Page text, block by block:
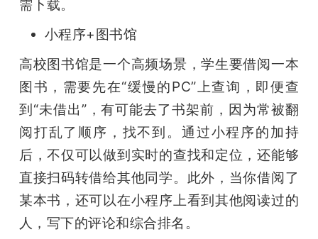
需下载。
小程序+图书馆
高校图书馆是一个高频场景，学生要借阅一本
图书，需要先在“缓慢的PC”上查询，即便查
到“未借出”，有可能去了书架前，因为常被翻
阅打乱了顺序，找不到。通过小程序的加持
后，不仅可以做到实时的查找和定位，还能够
直接扫码转借给其他同学。此外，当你借阅了
某本书，还可以在小程序上看到其他阅读过的
人，写下的评论和综合排名。